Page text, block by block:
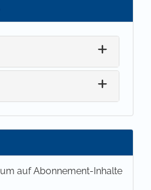
um auf Abonnement-Inhalte